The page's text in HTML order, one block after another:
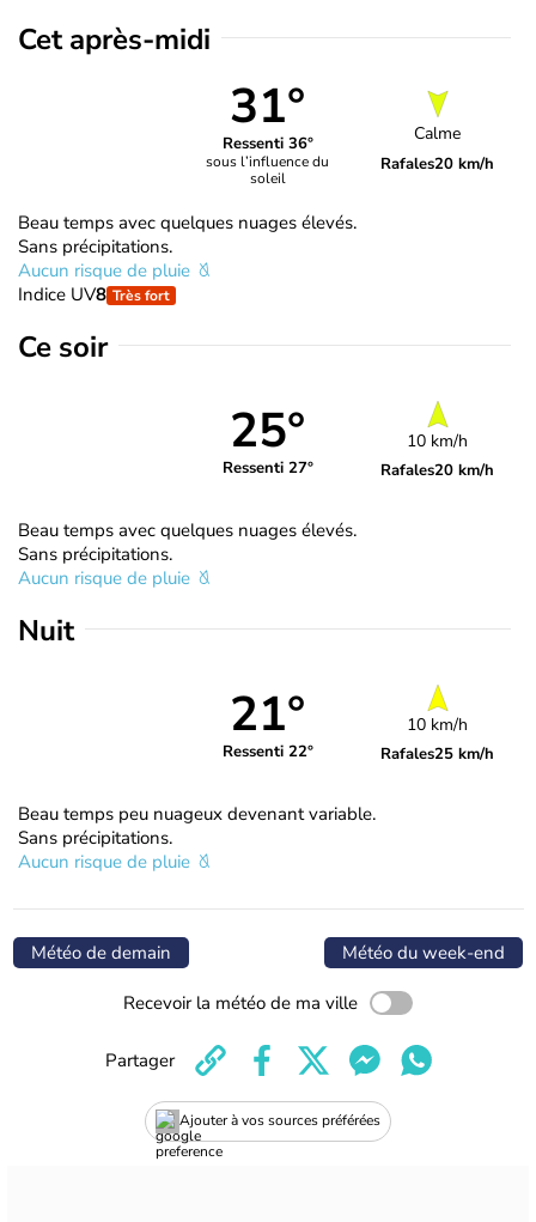
Cet après-midi
31°
Ressenti 36°
sous l’influence du
soleil
Calme
Rafales20 km/h
Beau temps avec quelques nuages élevés.
Sans précipitations.
Aucun risque de pluie
Indice UV8 Très fort
Ce soir
25°
Ressenti 27°
10 km/h
Rafales20 km/h
Beau temps avec quelques nuages élevés.
Sans précipitations.
Aucun risque de pluie
Nuit
21°
Ressenti 22°
10 km/h
Rafales25 km/h
Beau temps peu nuageux devenant variable.
Sans précipitations.
Aucun risque de pluie
Météo de demain Météo du week-end
Recevoir la météo de ma ville
Ajouter à vos sources préférées
Partager